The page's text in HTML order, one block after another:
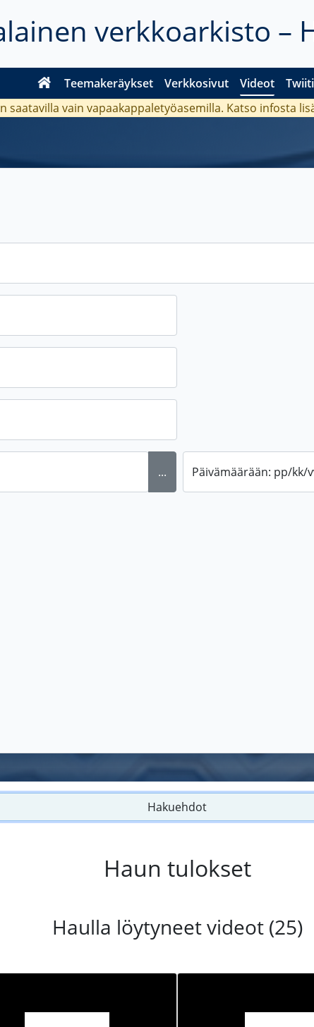
verkkoarkisto –
Teemakeräykset Verkkosivut Videot
saatavilla vain vapaakappaletyöasemilla. Katso infosta
... Päivämäärään: pp/kk/
Hakuehdot
Haun tulokset
Haulla löytyneet videot (25)